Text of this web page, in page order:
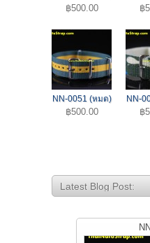
฿500.00 ฿
NN-0051 (หมด)
฿500.00
NN-
฿
Latest Blog Post: